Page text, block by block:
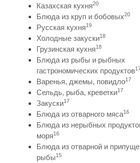
Казахская кухня20
Блюда из круп и бобовых20
Русская кухня19
Холодные закуски18
Грузинская кухня18
Блюда из рыбы и рыбных
гастрономических продуктов
Варенья, джемы, повидло17
Сельдь, рыба, креветки17
Закуски17
Блюда из отварного мяса16
Блюда из нерыбных
моря16
Блюда из отварной и
рыбы15